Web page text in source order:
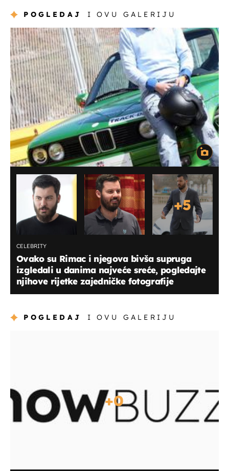
POGLEDAJ I OVU GALERIJU
+5
CELEBRITY
Ovako su Rimac i njegova bivša supruga
izgledali u danima najveće sreće, pogledajte
njihove rijetke zajedničke fotografije
POGLEDAJ I OVU GALERIJU
+0